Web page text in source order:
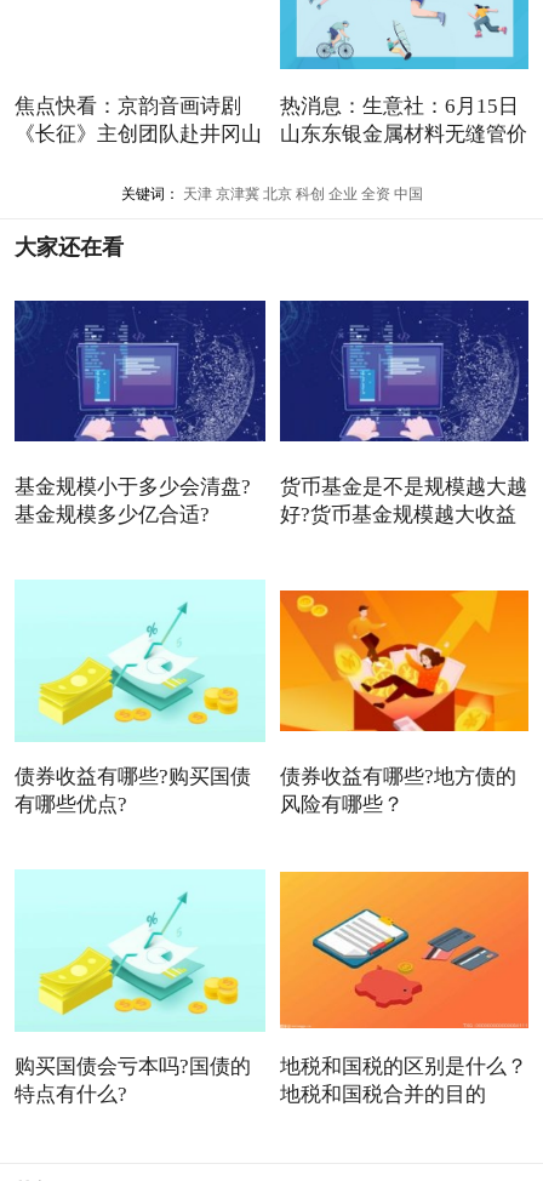
焦点快看：京韵音画诗剧
《长征》主创团队赴井冈山
热消息：生意社：6月15日
山东东银金属材料无缝管价
关键词： 天津 京津冀 北京 科创 企业 全资 中国
大家还在看
基金规模小于多少会清盘?
基金规模多少亿合适?
货币基金是不是规模越大越
好?货币基金规模越大收益
债券收益有哪些?购买国债
有哪些优点?
债券收益有哪些?地方债的
风险有哪些？
购买国债会亏本吗?国债的
特点有什么?
地税和国税的区别是什么？
地税和国税合并的目的